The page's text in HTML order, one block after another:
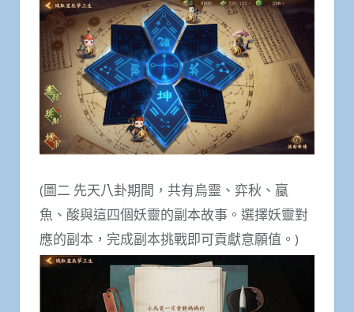
(圖二 先天八卦期間，共有烏靈、弈秋、蠃
魚、酸與這四個妖靈的副本故事。選擇妖靈對
應的副本，完成副本挑戰即可貢獻意願值。)